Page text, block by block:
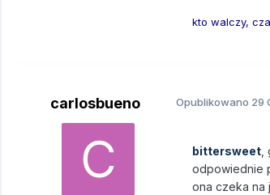
kto walczy,
carlosbueno Opublikowano 29
bittersweet
odpowiednie
ona czeka na